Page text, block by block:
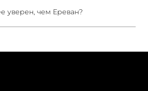
уверен, чем Ереван?